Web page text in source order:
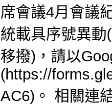
席會議4月會議
統載具序號異
移撥)，請以
(https://
AC6)。 相關連